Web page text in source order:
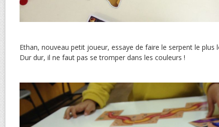
Ethan, nouveau petit joueur, essaye de faire le serpent le plus
Dur dur, il ne faut pas se tromper dans les couleurs !